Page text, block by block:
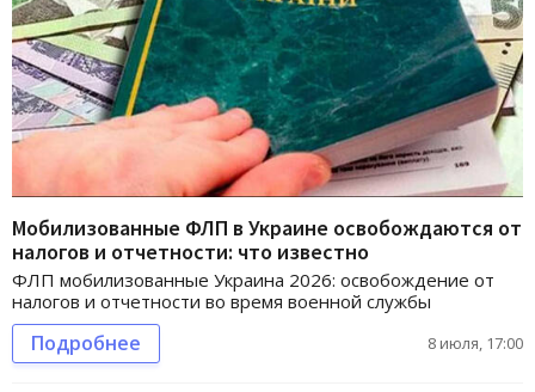
Мобилизованные ФЛП в Украине освобождаются от
налогов и отчетности: что известно
ФЛП мобилизованные Украина 2026: освобождение от
налогов и отчетности во время военной службы
Подробнее 8 июля, 17:00